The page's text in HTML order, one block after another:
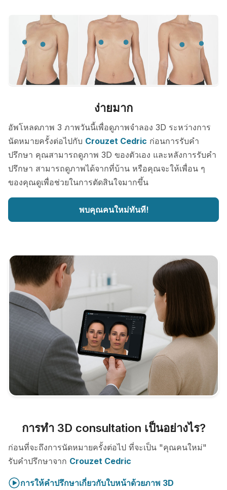
ง่ายมาก
อัพโหลดภาพ 3 ภาพวันนี้เพื่อดูภาพจำลอง 3D ระหว่างการ
นัดหมายครั้งต่อไปกับ Crouzet Cedric ก่อนการรับคำ
ปรึกษา คุณสามารถดูภาพ 3D ของตัวเอง และหลังการรับคำ
ปรึกษา สามารถดูภาพได้จากที่บ้าน หรือคุณจะให้เพื่อน ๆ
ของคุณดูเพื่อช่วยในการตัดสินใจมากขึ้น
พบคุณคนใหม่ทันที!
การทำ 3D consultation เป็นอย่างไร?
ก่อนที่จะถึงการนัดหมายครั้งต่อไป ที่จะเป็น "คุณคนใหม่"
รับคำปรึกษาจาก Crouzet Cedric
การให้คำปรึกษาเกี่ยวกับใบหน้าด้วยภาพ 3D